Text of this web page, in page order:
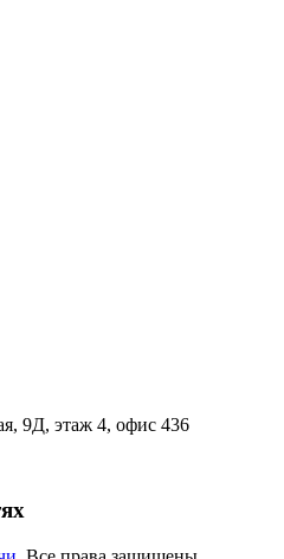
9Д, этаж 4, офис 436